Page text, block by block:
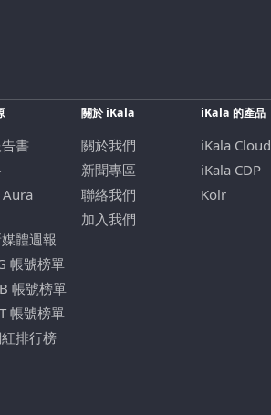
書
體週報
帳號榜單
帳號榜單
帳號榜單
排行榜
關於 iKala
關於我們
新聞專區
聯絡我們
加入我們
iKala 的產品
iKala Cloud
iKala CDP
Kolr